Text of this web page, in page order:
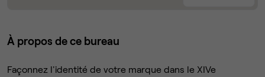
À propos de ce bureau
Façonnez l'identité de votre marque dans le XIVe